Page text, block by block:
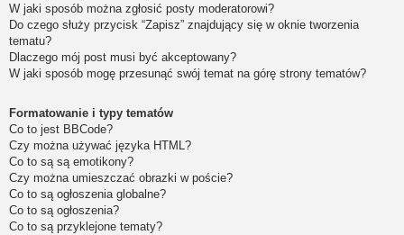
W jaki sposób można zgłosić posty moderatorowi?
Do czego służy przycisk “Zapisz” znajdujący się w oknie tworzenia
tematu?
Dlaczego mój post musi być akceptowany?
W jaki sposób mogę przesunąć swój temat na górę strony tematów?
Formatowanie i typy tematów
Co to jest BBCode?
Czy można używać języka HTML?
Co to są są emotikony?
Czy można umieszczać obrazki w poście?
Co to są ogłoszenia globalne?
Co to są ogłoszenia?
Co to są przyklejone tematy?